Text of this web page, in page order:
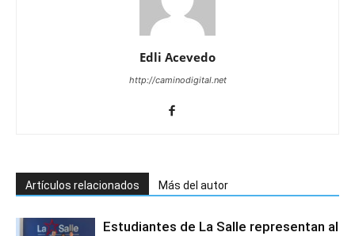
Edli Acevedo
http://caminodigital.net
Artículos relacionados Más del autor
Estudiantes de La Salle representan al